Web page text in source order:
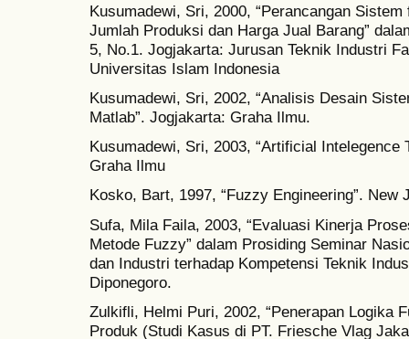
Kusumadewi, Sri, 2000, “Perancangan
Jumlah Produksi dan Harga Jual Barang”
5, No.1. Jogjakarta: Jurusan Teknik Industri
Universitas Islam Indonesia
Kusumadewi, Sri, 2002, “Analisis Desain
Matlab”. Jogjakarta: Graha Ilmu.
Kusumadewi, Sri, 2003, “Artificial Intelegence
Graha Ilmu
Kosko, Bart, 1997, “Fuzzy Engineering”.
Sufa, Mila Faila, 2003, “Evaluasi Kinerja
Metode Fuzzy” dalam Prosiding Seminar
dan Industri terhadap Kompetensi Teknik
Diponegoro.
Zulkifli, Helmi Puri, 2002, “Penerapan Logika
Produk (Studi Kasus di PT. Friesche Vlag